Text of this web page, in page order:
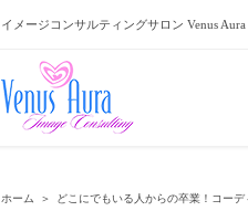
イメージコンサルティングサロン Venus
ホーム ＞ どこにでもいる人からの卒業！コー